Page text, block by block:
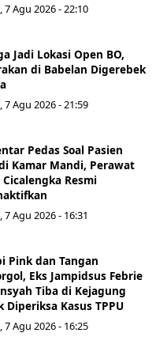
7 Agu 2026 - 22:10
Jadi Lokasi Open BO,
di Babelan Digerebek
7 Agu 2026 - 21:59
Pedas Soal Pasien
di Kamar Mandi, Perawat
Cicalengka Resmi
7 Agu 2026 - 16:31
Pink dan Tangan
Eks Jampidsus Febrie
Tiba di Kejagung
Diperiksa Kasus TPPU
7 Agu 2026 - 16:25